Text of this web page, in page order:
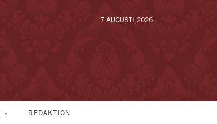
7 AUGUSTI 2026
REDAKTION